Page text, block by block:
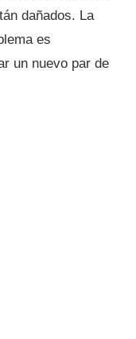
dañados. La
es
un nuevo par de